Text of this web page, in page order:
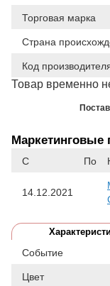
Торговая марка
Страна
Код
Товар временно
Маркетинговые
С По
14.12.2021
Событие
Цвет